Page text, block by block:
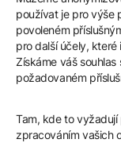
používat je pro výše
povoleném
pro další účely,
Získáme váš
požadovaném
Tam, kde to
zpracováním vašich